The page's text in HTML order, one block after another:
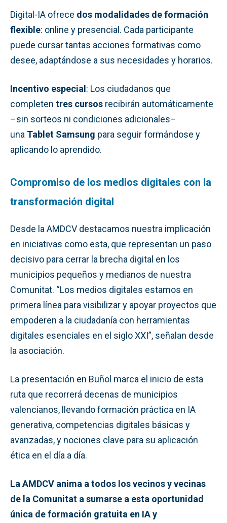
Digital-IA ofrece dos modalidades de formación
flexible: online y presencial. Cada participante
puede cursar tantas acciones formativas como
desee, adaptándose a sus necesidades y horarios.
Incentivo especial: Los ciudadanos que
completen tres cursos recibirán automáticamente
–sin sorteos ni condiciones adicionales–
una Tablet Samsung para seguir formándose y
aplicando lo aprendido.
Compromiso de los medios digitales con la
transformación digital
Desde la AMDCV destacamos nuestra implicación
en iniciativas como esta, que representan un paso
decisivo para cerrar la brecha digital en los
municipios pequeños y medianos de nuestra
Comunitat. “Los medios digitales estamos en
primera línea para visibilizar y apoyar proyectos que
empoderen a la ciudadanía con herramientas
digitales esenciales en el siglo XXI”, señalan desde
la asociación.
La presentación en Buñol marca el inicio de esta
ruta que recorrerá decenas de municipios
valencianos, llevando formación práctica en IA
generativa, competencias digitales básicas y
avanzadas, y nociones clave para su aplicación
ética en el día a día.
La AMDCV anima a todos los vecinos y vecinas
de la Comunitat a sumarse a esta oportunidad
única de formación gratuita en IA y